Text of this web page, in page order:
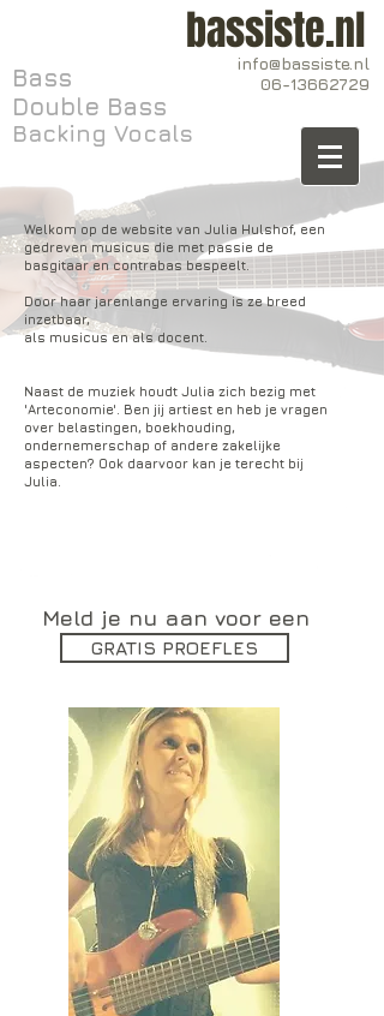
bassiste.nl
Bass
Double Bass
Backing Vocals
info@bassiste.nl
06-13662729
GRATIS PROEFLES
Welkom op de website van Julia Hulshof, een
gedreven musicus die met passie de
basgitaar en contrabas bespeelt.
Door haar jarenlange ervaring is ze breed
inzetbaar,
als musicus en als docent.
Naast de muziek houdt Julia zich bezig met
'Arteconomie'. Ben jij artiest en heb je vragen
over belastingen, boekhouding,
ondernemerschap of andere zakelijke
aspecten? Ook daarvoor kan je terecht bij
Julia.
Meld je nu aan voor een